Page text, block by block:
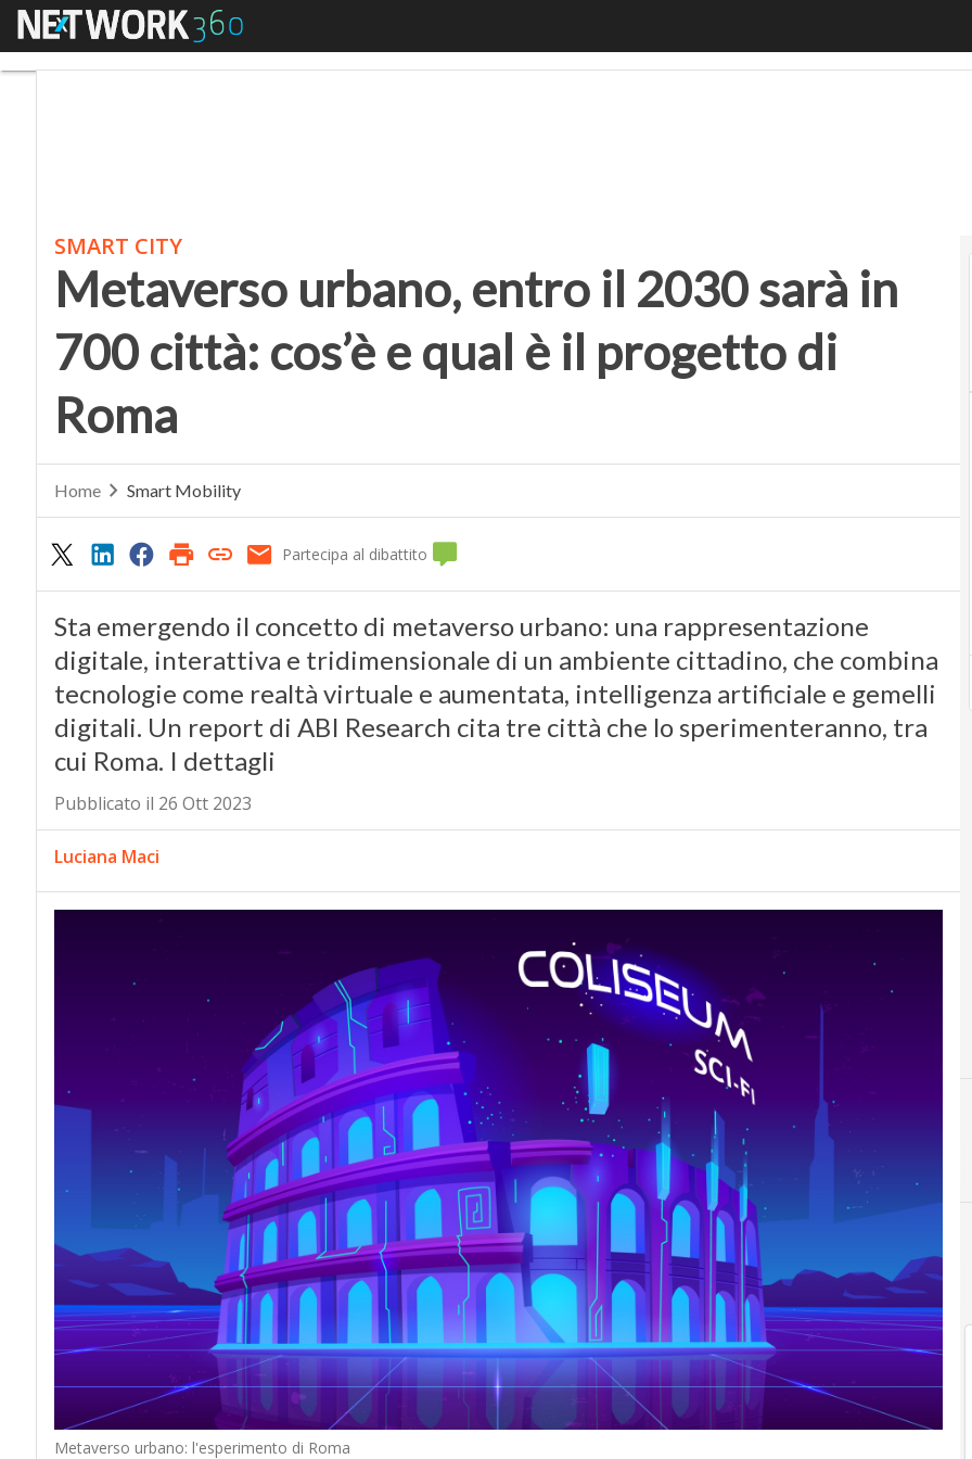
Menu
SMART CITY
Metaverso urbano, entro il 2030 sarà in
700 città: cos’è e qual è il progetto di
Roma
Home Smart Mobility
Partecipa al dibattito
Sta emergendo il concetto di metaverso urbano: una rappresentazione
digitale, interattiva e tridimensionale di un ambiente cittadino, che combina
tecnologie come realtà virtuale e aumentata, intelligenza artificiale e gemelli
digitali. Un report di ABI Research cita tre città che lo sperimenteranno, tra
cui Roma. I dettagli
Pubblicato il 26 Ott 2023
Luciana Maci
Metaverso urbano: l'esperimento di Roma
G
gemelli digitali Intelligenza Artificiale